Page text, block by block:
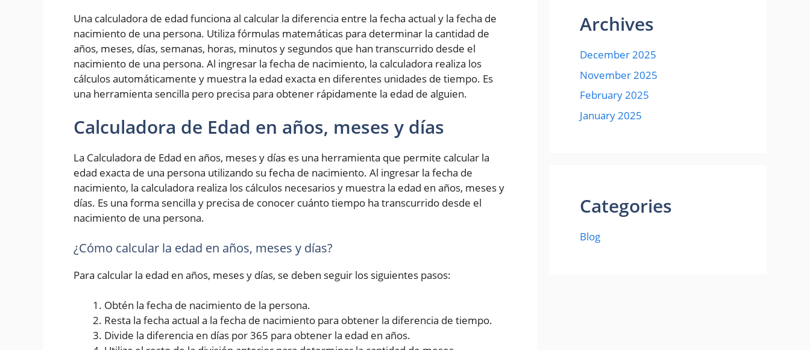
Una calculadora de edad funciona al calcular la diferencia entre la fecha actual y la fecha de
nacimiento de una persona. Utiliza fórmulas matemáticas para determinar la cantidad de
años, meses, días, semanas, horas, minutos y segundos que han transcurrido desde el
nacimiento de una persona. Al ingresar la fecha de nacimiento, la calculadora realiza los
cálculos automáticamente y muestra la edad exacta en diferentes unidades de tiempo. Es
una herramienta sencilla pero precisa para obtener rápidamente la edad de alguien.
Calculadora de Edad en años, meses y días
La Calculadora de Edad en años, meses y días es una herramienta que permite calcular la
edad exacta de una persona utilizando su fecha de nacimiento. Al ingresar la fecha de
nacimiento, la calculadora realiza los cálculos necesarios y muestra la edad en años, meses y
días. Es una forma sencilla y precisa de conocer cuánto tiempo ha transcurrido desde el
nacimiento de una persona.
¿Cómo calcular la edad en años, meses y días?
Para calcular la edad en años, meses y días, se deben seguir los siguientes pasos:
Obtén la fecha de nacimiento de la persona.
Resta la fecha actual a la fecha de nacimiento para obtener la diferencia de tiempo.
Divide la diferencia en días por 365 para obtener la edad en años.
Archives
December 2025
November 2025
February 2025
January 2025
Categories
Blog